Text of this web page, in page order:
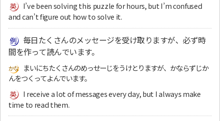
I’ve been solving this puzzle for hours, but I’m confused
and can’t figure out how to solve it.
毎日たくさんのメッセージを受け取りますが、必ず時
間を作って読んでいます。
まいにちたくさんのめっせーじをうけとりますが、かならずじか
んをつくってよんでいます。
I receive a lot of messages every day, but I always make
time to read them.